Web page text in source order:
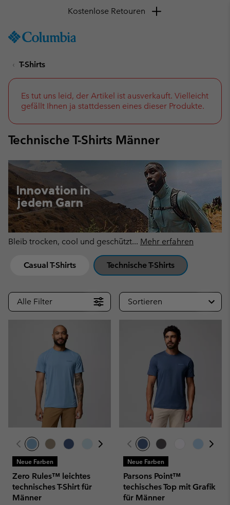
TO
SKIP
NAV
SKIP
TO
SEARCH
Kostenlose Retouren
T-Shirts
Es tut uns leid, der Artikel ist ausverkauft. Vielleicht
gefällt Ihnen ja stattdessen eines dieser Produkte.
Technische T-Shirts Männer
Innovation in
jedem Garn
Bleib trocken, cool und geschützt... Mehr erfahren
Casual T-Shirts Technische T-Shirts
Alle Filter Sortieren
Neue Farben
Zero Rules™ leichtes
technisches T-Shirt für
Männer
Neue Farben
Parsons Point™
techisches Top mit Grafik
für Männer